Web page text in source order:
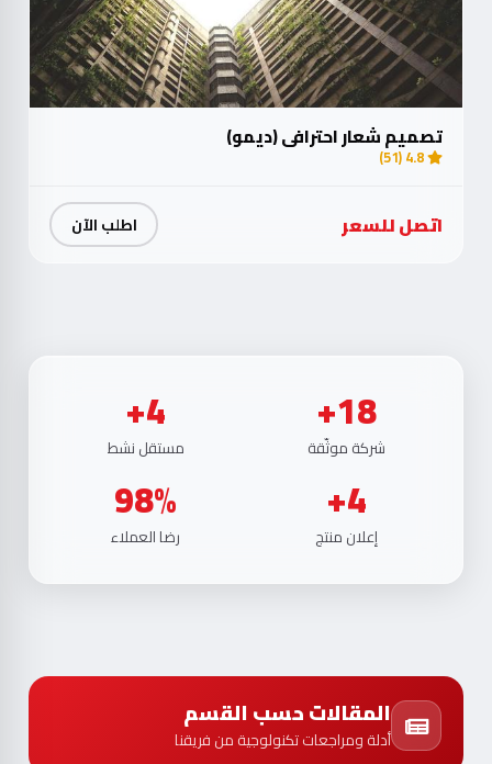
تصميم شعار احترافي (ديمو)
4.8 (51)
اتصل للسعر اطلب الآن
18+
شركة موثّقة
4+
مستقل نشط
4+
إعلان منتج
98%
رضا العملاء
المقالات حسب القسم
أدلة ومراجعات تكنولوجية من فريقنا